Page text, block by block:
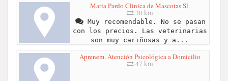
Maria Pardo Clinica de Mascotas Sl.
30 km
Muy recomendable. No se pasan
con los precios. Las veterinarias
son muy cariñosas y a...
Aprenem. Atención Psicológica a Domicilio
47 km